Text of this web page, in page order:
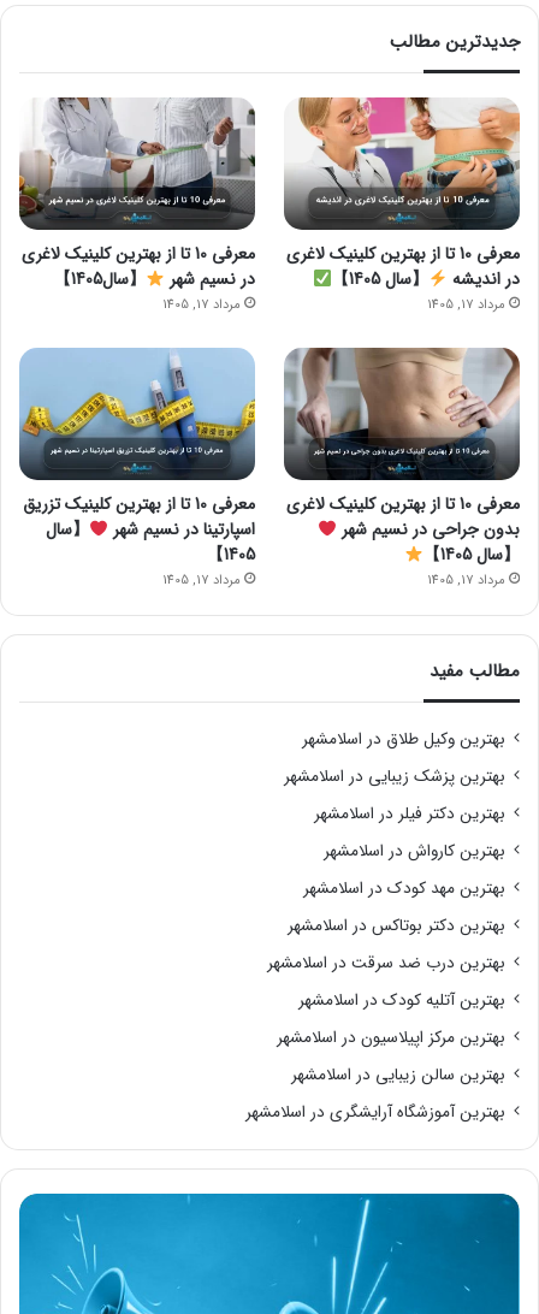
جدیدترین مطالب
معرفی 10 تا از بهترین کلینیک لاغری
در اندیشه
【سال 1405】
مرداد 17, 1405
معرفی 10 تا از بهترین کلینیک لاغری
در نسیم شهر
【سال1405】
مرداد 17, 1405
معرفی 10 تا از بهترین کلینیک لاغری
بدون جراحی در نسیم شهر
【سال 1405】
مرداد 17, 1405
معرفی 10 تا از بهترین کلینیک تزریق
اسپارتینا در نسیم شهر
【سال
1405】
مرداد 17, 1405
مطالب مفید
بهترین وکیل طلاق در اسلامشهر
بهترین پزشک زیبایی در اسلامشهر
بهترین دکتر فیلر در اسلامشهر
بهترین کارواش در اسلامشهر
بهترین مهد کودک در اسلامشهر
بهترین دکتر بوتاکس در اسلامشهر
بهترین درب ضد سرقت در اسلامشهر
بهترین آتلیه کودک در اسلامشهر
بهترین مرکز اپیلاسیون در اسلامشهر
بهترین سالن زیبایی در اسلامشهر
بهترین آموزشگاه آرایشگری در اسلامشهر